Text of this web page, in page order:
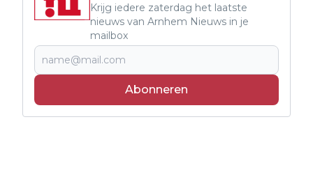
Krijg iedere zaterdag het laatste
nieuws van Arnhem Nieuws in je
mailbox
Abonneren